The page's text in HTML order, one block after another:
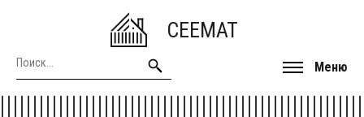
CEEMAT
Меню